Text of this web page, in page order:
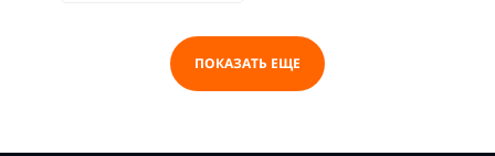
ПОКАЗАТЬ ЕЩЕ